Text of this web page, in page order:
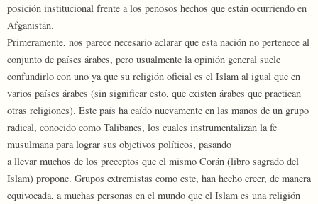
posición institucional frente a los penosos hechos que están ocurriendo en
Afganistán.
Primeramente, nos parece necesario aclarar que esta nación no pertenece al
conjunto de países árabes, pero usualmente la opinión general suele
confundirlo con uno ya que su religión oficial es el Islam al igual que en
varios países árabes (sin significar esto, que existen árabes que practican
otras religiones). Este país ha caído nuevamente en las manos de un grupo
radical, conocido como Talibanes, los cuales instrumentalizan la fe
musulmana para lograr sus objetivos políticos, pasando
a llevar muchos de los preceptos que el mismo Corán (libro sagrado del
Islam) propone. Grupos extremistas como este, han hecho creer, de manera
equivocada, a muchas personas en el mundo que el Islam es una religión